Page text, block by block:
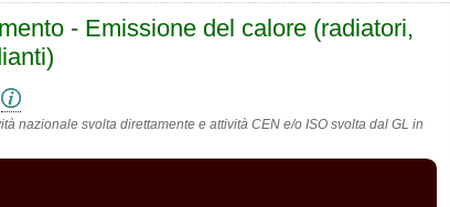
- Emissione del calore (radiatori,
nazionale svolta direttamente e attività CEN e/o ISO svolta dal GL in